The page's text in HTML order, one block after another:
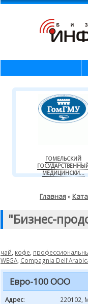
ГОМЕЛЬСКИЙ
МЕДИЦИНСКИ...
Главная»
"Бизнес-
чай кофе
WEGA Compagnia
Евро-100 ООО
Адрес:
220102,